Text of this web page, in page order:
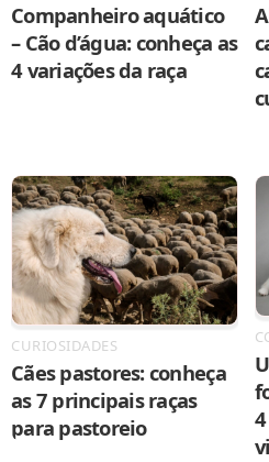
Companheiro aquático
– Cão d’água: conheça as
4 variações da raça
CURIOSIDADES
Cães pastores: conheça
as 7 principais raças
para pastoreio